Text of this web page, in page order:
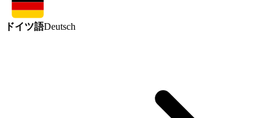
ドイツ語Deutsch